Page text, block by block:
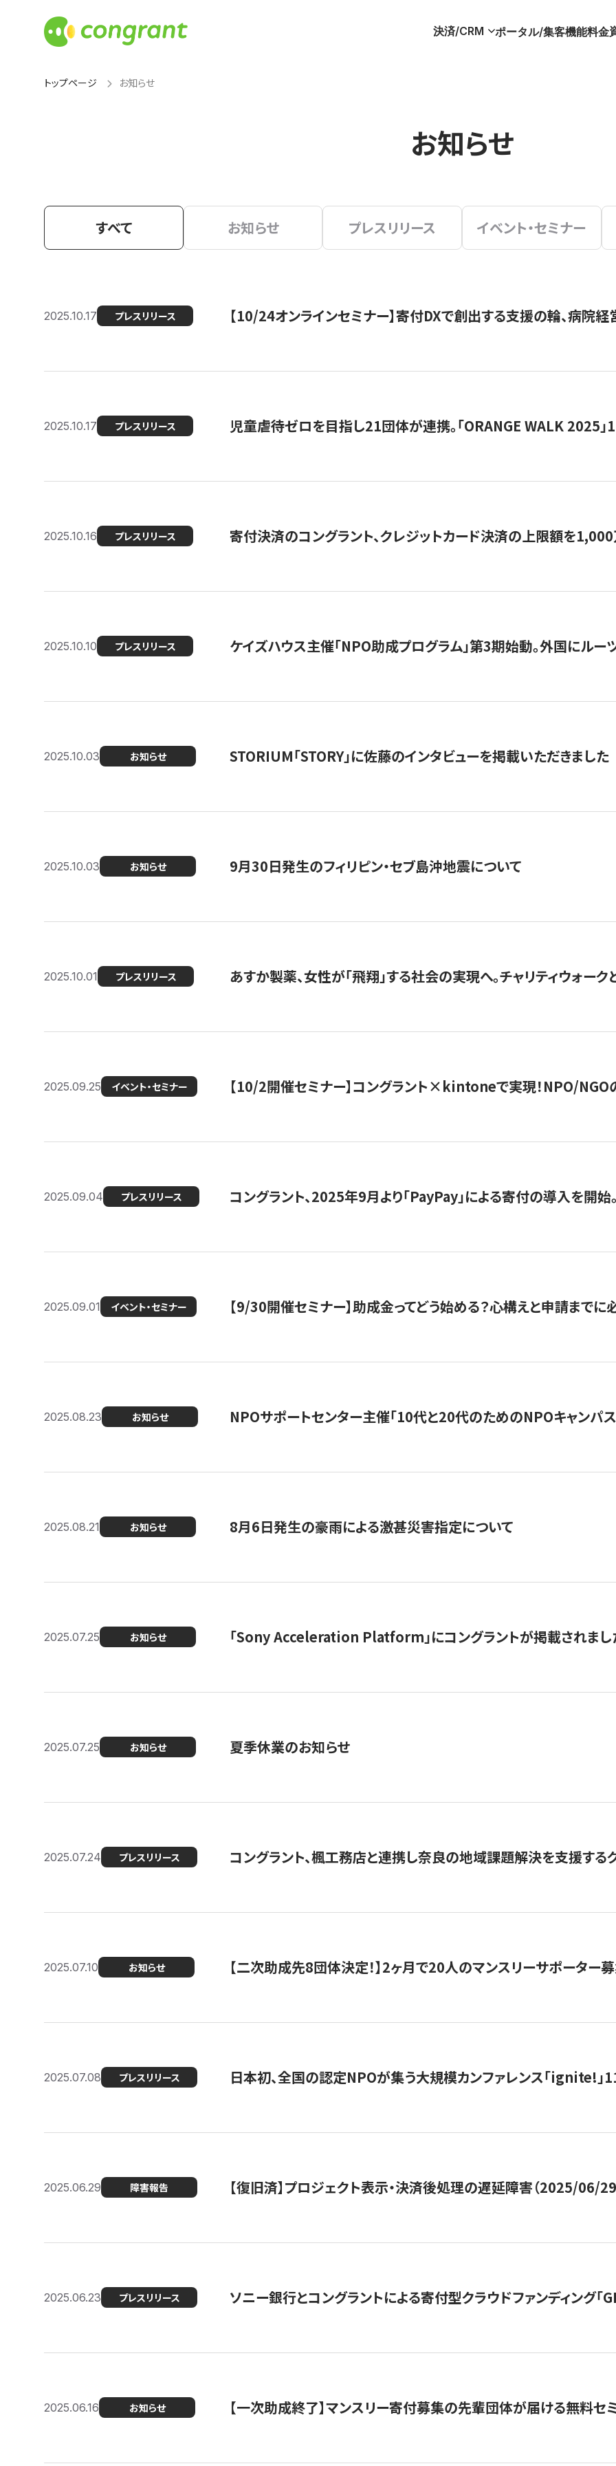
決済/CRM ポータル/集客機能料金
トップページ お知らせ
お知らせ
すべて お知らせ プレスリリース イベント・セミナー
2025.10.17 プレスリリース 【10/24オンラインセミナー】寄付DXで創出する支援の輪、病院
2025.10.17 プレスリリース 児童虐待ゼロを目指し21団体が連携。「ORANGE WALK 2025」
2025.10.16 プレスリリース 寄付決済のコングラント、クレジットカード決済の上限額を
2025.10.10 プレスリリース ケイズハウス主催「NPO助成プログラム」第3期始動。外国にル
2025.10.03 お知らせ STORIUM「STORY」に佐藤のインタビューを掲載いただきました
2025.10.03 お知らせ 9月30日発生のフィリピン・セブ島沖地震について
2025.10.01 プレスリリース あすか製薬、女性が「飛翔」する社会の実現へ。チャリティウォー
2025.09.25 イベント・セミナー 【10/2開催セミナー】コングラント×kintoneで実現！NPO/NGO
2025.09.04 プレスリリース コングラント、2025年9月より「PayPay」による寄付の導入を開始
2025.09.01 イベント・セミナー 【9/30開催セミナー】助成金ってどう始める？心構えと申請まで
2025.08.23 お知らせ NPOサポートセンター主催「10代と20代のためのNPOキャンパ
2025.08.21 お知らせ 8月6日発生の豪雨による激甚災害指定について
2025.07.25 お知らせ 「Sony Acceleration Platform」にコングラントが掲載されまし
2025.07.25 お知らせ 夏季休業のお知らせ
2025.07.24 プレスリリース コングラント、楓工務店と連携し奈良の地域課題解決を支援する
2025.07.10 お知らせ 【二次助成先8団体決定！】2ヶ月で20人のマンスリーサポーター
2025.07.08 プレスリリース 日本初、全国の認定NPOが集う大規模カンファレンス「ignite!」
2025.06.29 障害報告 【復旧済】プロジェクト表示・決済後処理の遅延障害（2025/06/29
2025.06.23 プレスリリース ソニー銀行とコングラントによる寄付型クラウドファンディング
2025.06.16 お知らせ 【一次助成終了】マンスリー寄付募集の先輩団体が届ける無料セ